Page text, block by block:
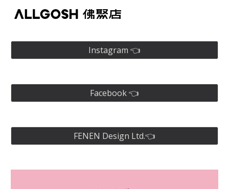
Skip to main content
Instagram 👈
Facebook 👈
FENEN Design Ltd.👈